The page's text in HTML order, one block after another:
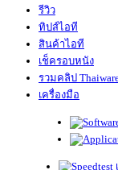
รีวิว
ทิปส์ไอที
สินค้าไอที
เช็ครอบหนัง
รวมคลิป
เครื่องมือ